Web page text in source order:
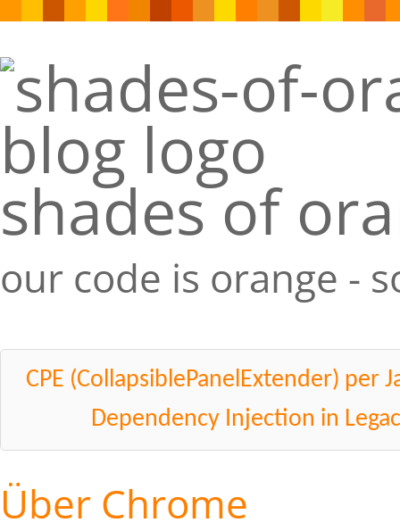
shades of
our code is orange -
CPE (CollapsiblePanelExtender) per
Dependency Injection in
Über Chrome